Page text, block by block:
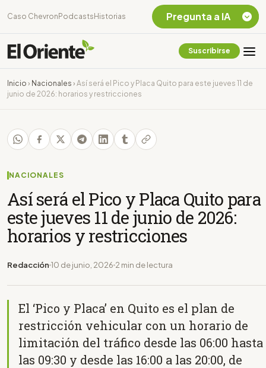
Caso Chevron Podcasts Historias
Suscribirse
Inicio › Nacionales › Así será el Pico y Placa Quito para este jueves 11 de
junio de 2026: horarios y restricciones
NACIONALES
Así será el Pico y Placa Quito para
este jueves 11 de junio de 2026:
horarios y restricciones
Redacción 10 de junio, 2026 2 min de lectura
El ‘Pico y Placa’ en Quito es el plan de
restricción vehicular con un horario de
limitación del tráfico desde las 06:00 hasta
las 09:30 y desde las 16:00 a las 20:00, de
Pregunta a IA
Chevron Ecuador